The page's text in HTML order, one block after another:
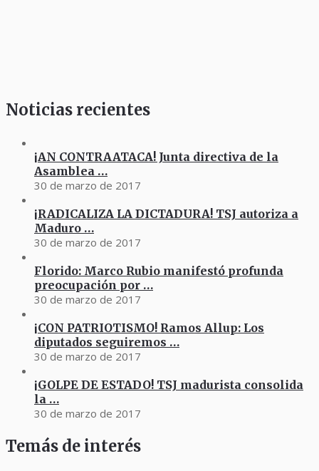
Noticias recientes
¡AN CONTRAATACA! Junta directiva de la
Asamblea …
30 de marzo de 2017
¡RADICALIZA LA DICTADURA! TSJ autoriza a
Maduro …
30 de marzo de 2017
Florido: Marco Rubio manifestó profunda
preocupación por …
30 de marzo de 2017
¡CON PATRIOTISMO! Ramos Allup: Los
diputados seguiremos …
30 de marzo de 2017
¡GOLPE DE ESTADO! TSJ madurista consolida
la …
30 de marzo de 2017
Temás de interés